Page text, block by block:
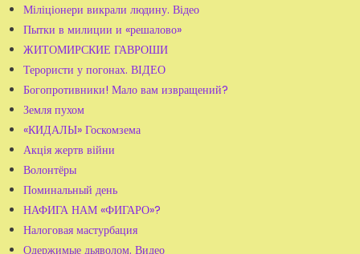
Міліціонери викрали людину. Відео
Пытки в милиции и «решалово»
ЖИТОМИРСКИЕ ГАВРОШИ
Терористи у погонах. ВІДЕО
Богопротивники! Мало вам извращений?
Земля пухом
«КИДАЛЫ» Госкомзема
Акція жертв війни
Волонтёры
Поминальный день
НАФИГА НАМ «ФИГАРО»?
Налоговая мастурбация
Одержимые дьяволом. Видео